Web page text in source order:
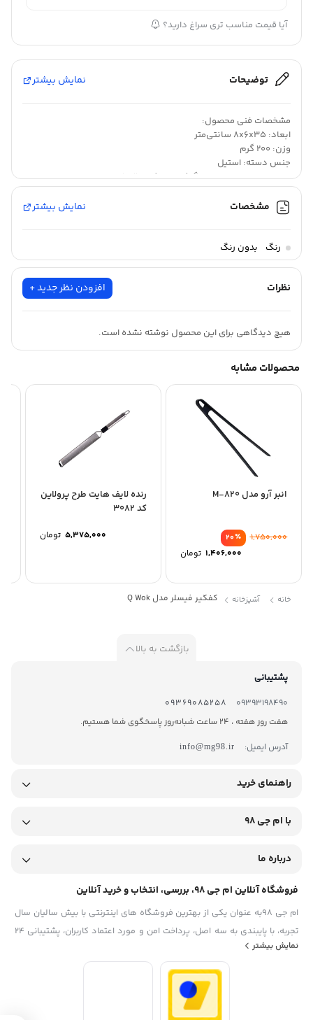
آیا قیمت مناسب تری سراغ دارید؟
توضیحات نمایش بیشتر
مشخصات فنی محصول:
ابعاد: 8x6x35 سانتی‌متر
وزن: 200 گرم
جنس دسته: استیل
جنس بدنه: استیل ضد زنگ کروم نیکل 18/10
کشور مبدا برند: آلمان
کفگیر فیسلر مدل Fissler Q Wok Turner برای سرو و هم زدن غذاها
طراحی شده است . به راحتی در ماشین ظرفشویی تمیز می شوند . به
لطف حلقه آویز روی دسته می توانید آنها را به طور راحت در استند
آشپزخانه در صورت عدم استفاده نگهداری کنید .
مشخصات نمایش بیشتر
رنگ بدون رنگ
نظرات افزودن نظر جدید +
هیچ دیدگاهی برای این محصول نوشته نشده است.
محصولات مشابه
انبر آرو مدل M-820
٪20
1,750,000
1,406,000 تومان
رنده لایف هایت طرح پرولاین
کد 3082
5,375,000 تومان
خانه آشپزخانه کفگیر فیسلر مدل Q Wok
بازگشت به بالا
پشتیبانی
09393198490
09369085258
هفت روز هفته ، 24 ساعت شبانه‌روز پاسخگوی شما هستیم.
آدرس ایمیل:
info@mg98.ir
راهنمای خرید
با ام جی 98
درباره ما
فروشگاه آنلاین ام جی 98، بررسی، انتخاب و خرید آنلاین
ام جی 98به عنوان یکی از بهترین فروشگاه های اینترنتی با بیش سالیان سال
تجربه، با پایبندی به سه اصل، پرداخت امن و مورد اعتماد کاربران، پشتیبانی 24
ساعته و تضمین اصل‌بودن کالا موفق شده تا همگام با فروشگاه‌های معتبر
ایران، به یکی از بهترین فروشگاه اینترنتی ایران تبدیل شود. به محض ورود به
سایت ام جی 98 با دنیایی از کالا رو به رو می‌شوید! هر آنچه که نیاز دارید و به
ذهن شما خطور می‌کند در اینجا پیدا خواهید کرد.تشکر از همراهی و اعتماد
نمایش بیشتر